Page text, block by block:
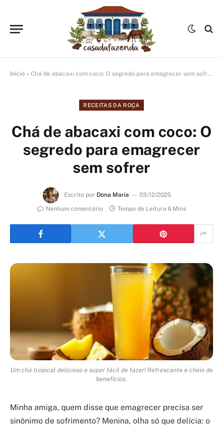
Início » Chá de abacaxi com coco: O segredo para emagrecer sem sofrer
RECEITAS DA ROÇA
Chá de abacaxi com coco: O
segredo para emagrecer
sem sofrer
Escrito por Dona Maria
03/12/2025
Nenhum comentário
Tempo de Leitura 6 Mins
Um chá tropical delicioso e super fácil de fazer! Refrescante e cheio de
benefícios.
Minha amiga, quem disse que emagrecer precisa ser
sinônimo de sofrimento? Menina, olha só que delícia: o